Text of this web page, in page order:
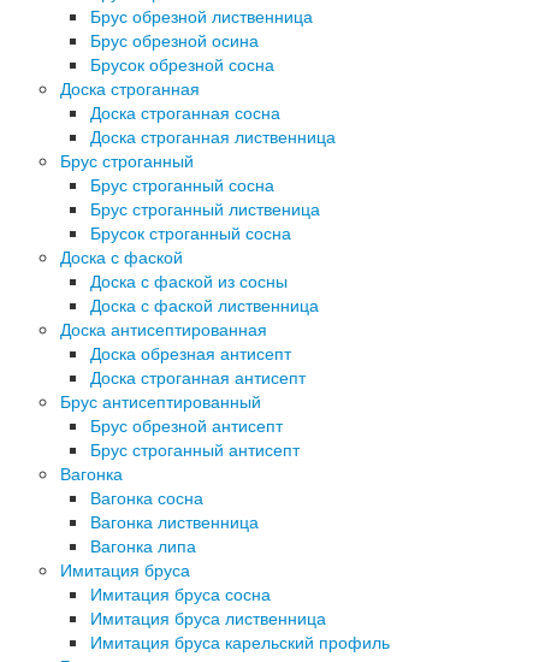
Брус обрезной лиственница
Брус обрезной осина
Брусок обрезной сосна
Доска строганная
Доска строганная сосна
Доска строганная лиственница
Брус строганный
Брус строганный сосна
Брус строганный лиственица
Брусок строганный сосна
Доска с фаской
Доска с фаской из сосны
Доска с фаской лиственница
Доска антисептированная
Доска обрезная антисепт
Доска строганная антисепт
Брус антисептированный
Брус обрезной антисепт
Брус строганный антисепт
Вагонка
Вагонка сосна
Вагонка лиственница
Вагонка липа
Имитация бруса
Имитация бруса сосна
Имитация бруса лиственница
Имитация бруса карельский профиль